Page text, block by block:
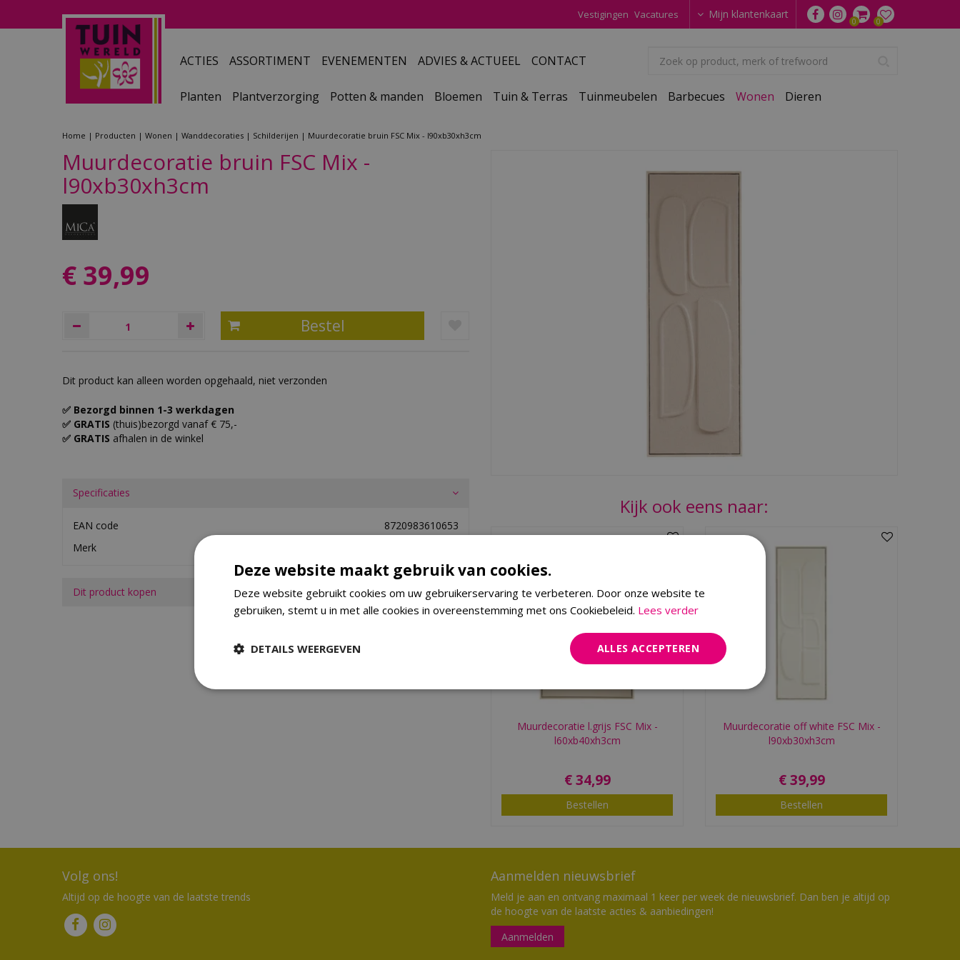
Home Producten Wonen Wanddecoraties Schilderijen Muurdecoratie bruin FSC Mix - l90xb30xh3cm
Vestigingen Vacatures Mijn klantenkaart
ACTIES ASSORTIMENT EVENEMENTEN ADVIES & ACTUEEL CONTACT
Planten Plantverzorging Potten & manden Bloemen Tuin & Terras Tuinmeubelen Barbecues Wonen Dieren
Muurdecoratie bruin FSC Mix -
l90xb30xh3cm
€ 39,99
Dit product kan alleen worden opgehaald, niet verzonden
✅ Bezorgd binnen 1-3 werkdagen
✅ GRATIS (thuis)bezorgd vanaf € 75,-
✅ GRATIS afhalen in de winkel
Specificaties
EAN code
8720983610653
Merk
Dit product kopen
Kijk ook eens naar:
Muurdecoratie l.grijs FSC Mix -
l60xb40xh3cm
€ 34,99
Bestellen
Muurdecoratie off white FSC Mix -
l90xb30xh3cm
€ 39,99
Bestellen
Volg ons!
Altijd op de hoogte van de laatste trends
Aanmelden nieuwsbrief
Meld je aan en ontvang maximaal 1 keer per week de nieuwsbrief. Dan ben je altijd op
de hoogte van de laatste acties & aanbiedingen!
Aanmelden
Deze website maakt gebruik van cookies.
Deze website gebruikt cookies om uw gebruikerservaring te verbeteren. Door onze website te
gebruiken, stemt u in met alle cookies in overeenstemming met ons Cookiebeleid. Lees verder
ALLES ACCEPTEREN
DETAILS WEERGEVEN